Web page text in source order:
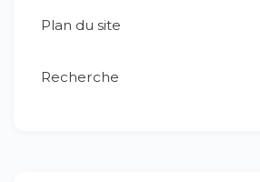
Plan du site
Recherche